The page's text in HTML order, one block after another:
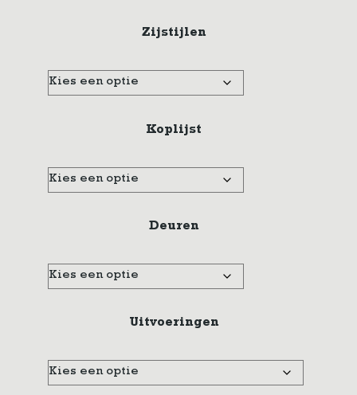
Zijstijlen
Koplijst
Deuren
Uitvoeringen